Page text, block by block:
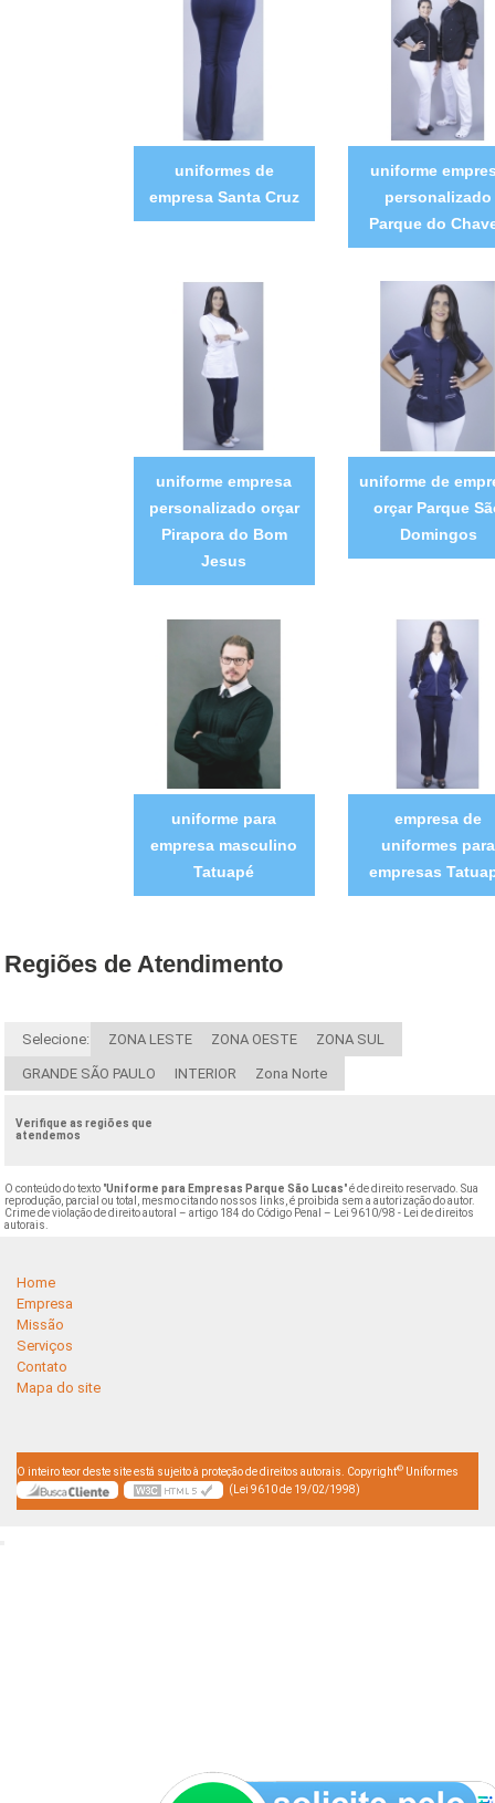
uniformes de
empresa Santa Cruz
uniforme
personalizado
Parque do
uniforme empresa
personalizado orçar
Pirapora do Bom
Jesus
uniforme de
orçar Parque
Domingos
uniforme para
empresa masculino
Tatuapé
empresa de
uniformes para
empresas
Regiões de Atendimento
Selecione: ZONA LESTE ZONA OESTE ZONA SUL
GRANDE SÃO PAULO INTERIOR Zona Norte
Verifique as regiões que
atendemos
O conteúdo do texto "Uniforme para Empresas Parque São Lucas" é de direito reservado. Sua
reprodução, parcial ou total, mesmo citando nossos links, é proibida sem a autorização do autor.
Crime de violação de direito autoral – artigo 184 do Código Penal –
Lei 9610/98 - Lei de direitos
autorais
Home
Empresa
Missão
Serviços
Contato
Mapa do site
O inteiro teor deste site está sujeito à proteção de direitos autorais. Copyright© Uniformes
(Lei 9610 de 19/02/1998)